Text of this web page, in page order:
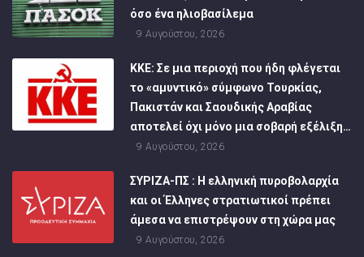
όσο ένα ηλιοβασίλεμα
9 Αυγούστου, 2026
ΚΚΕ: Σε μια περιοχή που ήδη φλέγεται
το «αμυντικό» σύμφωνο Τουρκίας,
Πακιστάν και Σαουδικής Αραβίας
αποτελεί όχι μόνο μια σοβαρή εξέλιξη…
9 Αυγούστου, 2026
ΣΥΡΙΖΑ-ΠΣ : Η ελληνική πυροβολαρχία
και οι Έλληνες στρατιωτικοί πρέπει
άμεσα να επιστρέψουν στη χώρα μας
9 Αυγούστου, 2026